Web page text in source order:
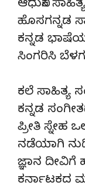
ಆಧುನಿಕ
ಹೊಸಗನ್ನಡ
ಕನ್ನಡ
ಸಿಂಗರಿಸಿ
ಕಲೆ ಸಾಹಿತ್ಯ
ಕನ್ನಡ
ಪ್ರೀತಿ
ನಡೆಯಾಗಿ
ಜ್ಞಾನ ದೀವಿಗೆ
ಕರ್ನಾಟಕದ